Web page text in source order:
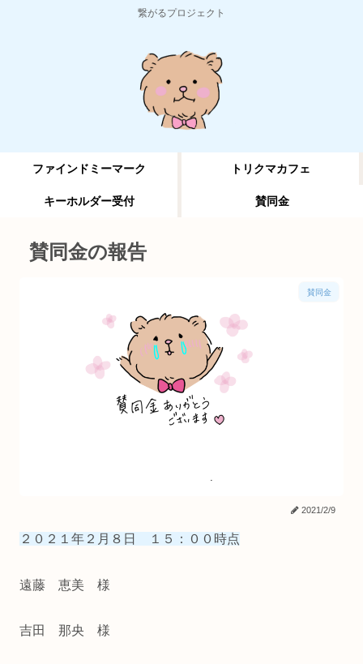
繋がるプロジェクト
ファインドミーマーク トリクマカフェ
キーホルダー受付 賛同金
賛同金の報告
賛同金
2021/2/9
２０２１年２月８日 １５：００時点
遠藤 恵美 様
吉田 那央 様